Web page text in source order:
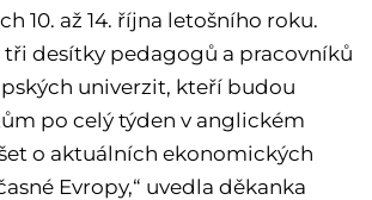
10. až 14. října letošního roku.
tři desítky pedagogů a pracovníků
univerzit, kteří budou
po celý týden v anglickém
o aktuálních ekonomických
Evropy,“ uvedla děkanka